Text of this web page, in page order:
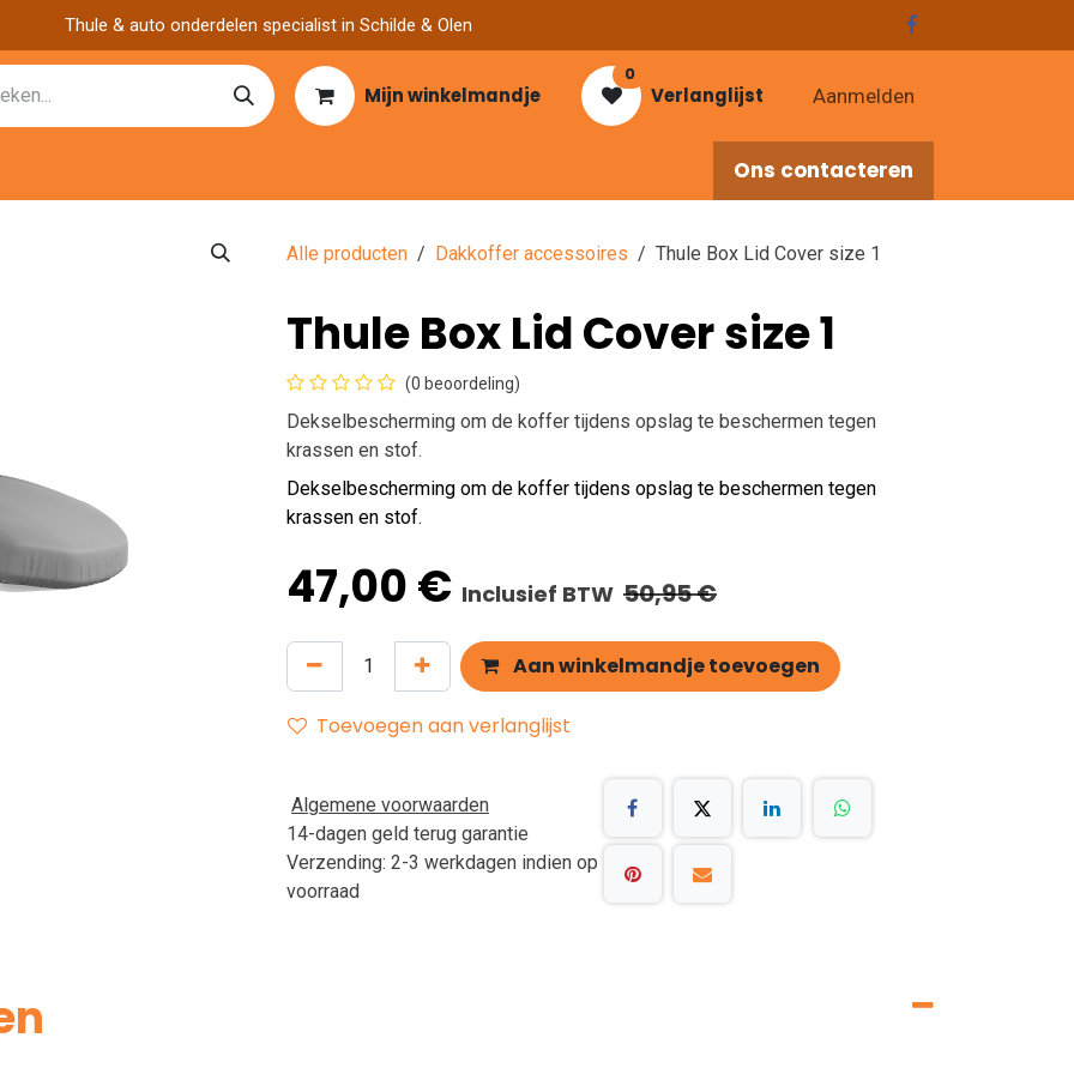
Thule & auto onderdelen specialist in Schilde & Olen
Mijn winkelmandje
0
Verlanglijst Aanmelden
Ons contacteren
Alle producten Dakkoffer accessoires Thule Box Lid Cover size 1
Thule Box Lid Cover size 1
(0 beoordeling)
Dekselbescherming om de koffer tijdens opslag te beschermen tegen
krassen en stof.
Dekselbescherming om de koffer tijdens opslag te beschermen tegen
krassen en stof.
47,00€ Inclusief BTW 50,95€
Aan winkelmandje toevoegen
Toevoegen aan verlanglijst
Algemene voorwaarden
14-dagen geld terug garantie
Verzending: 2-3 werkdagen indien op
voorraad